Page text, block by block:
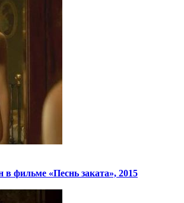
в фильме «Песнь заката», 2015